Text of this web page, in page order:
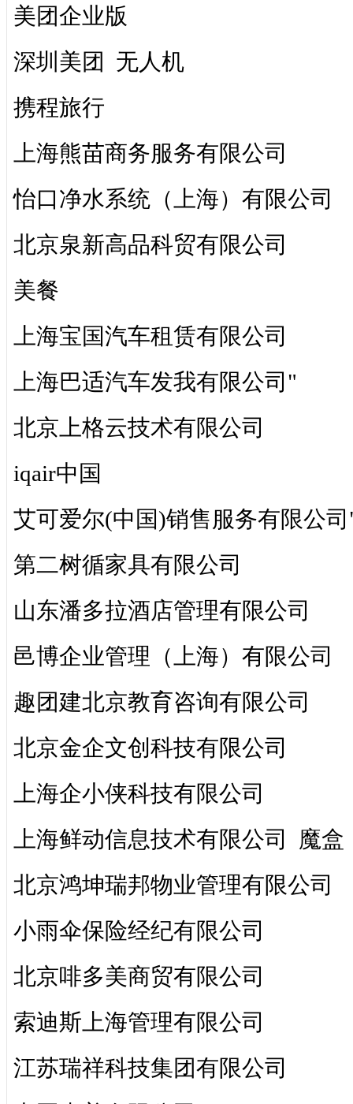
美团企业版
深圳美团 无人机
携程旅行
上海熊苗商务服务有限公司
怡口净水系统（上海）有限公司
北京泉新高品科贸有限公司
美餐
上海宝国汽车租赁有限公司
上海巴适汽车发我有限公司"
北京上格云技术有限公司
iqair中国
艾可爱尔(中国)销售服务有限公
第二树循家具有限公司
山东潘多拉酒店管理有限公司
邑博企业管理（上海）有限公司
趣团建北京教育咨询有限公司
北京金企文创科技有限公司
上海企小侠科技有限公司
上海鲜动信息技术有限公司 魔盒
北京鸿坤瑞邦物业管理有限公司
小雨伞保险经纪有限公司
北京啡多美商贸有限公司
索迪斯上海管理有限公司
江苏瑞祥科技集团有限公司